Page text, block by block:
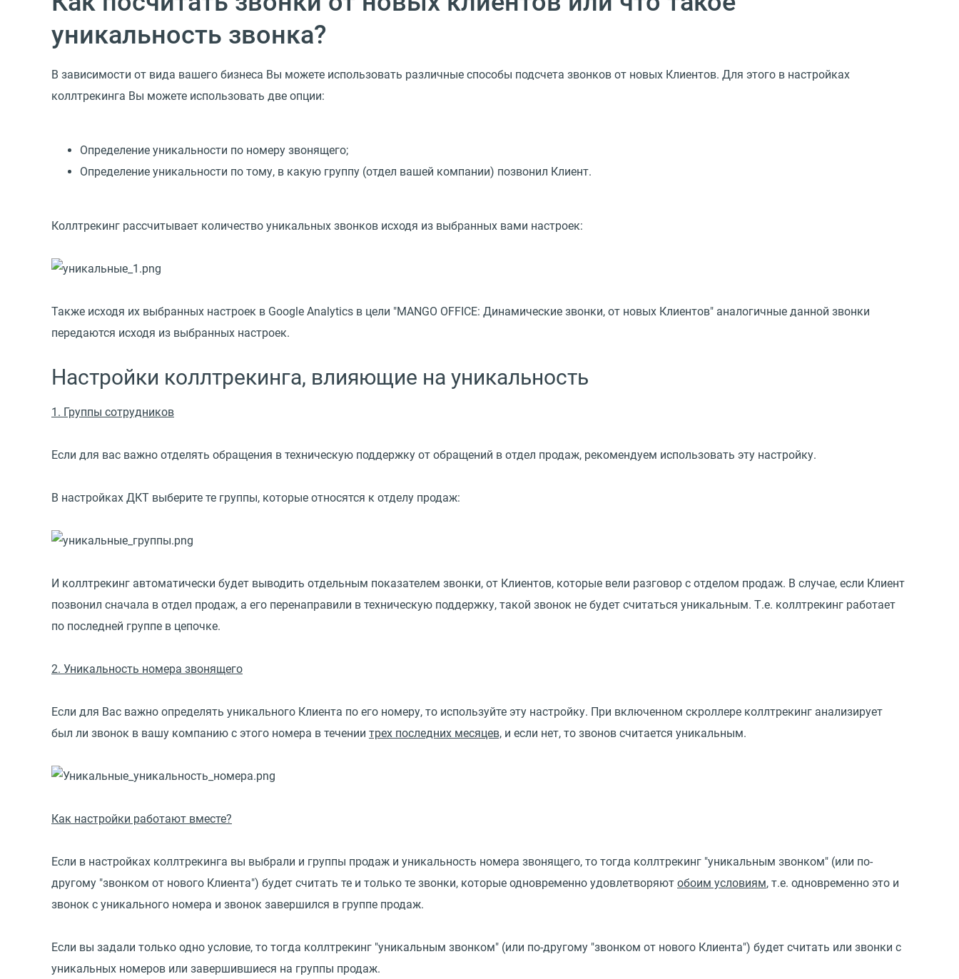
уникальность звонка?
В зависимости от вида вашего бизнеса Вы можете использовать различные способы подсчета звонков от новых Клиентов. Для этого в настройках
коллтрекинга Вы можете использовать две опции:
Определение уникальности по номеру звонящего;
Определение уникальности по тому, в какую группу (отдел вашей компании) позвонил Клиент.
Коллтрекинг рассчитывает количество уникальных звонков исходя из выбранных вами настроек:
Также исходя их выбранных настроек в Google Analytics в цели "MANGO OFFICE: Динамические звонки, от новых Клиентов" аналогичные данной звонки
передаются исходя из выбранных настроек.
Настройки коллтрекинга, влияющие на уникальность
1. Группы сотрудников
Если для вас важно отделять обращения в техническую поддержку от обращений в отдел продаж, рекомендуем использовать эту настройку.
В настройках ДКТ выберите те группы, которые относятся к отделу продаж:
И коллтрекинг автоматически будет выводить отдельным показателем звонки, от Клиентов, которые вели разговор с отделом продаж. В случае, если Клиент
позвонил сначала в отдел продаж, а его перенаправили в техническую поддержку, такой звонок не будет считаться уникальным. Т.е. коллтрекинг работает
по последней группе в цепочке.
2. Уникальность номера звонящего
Если для Вас важно определять уникального Клиента по его номеру, то используйте эту настройку. При включенном скроллере коллтрекинг анализирует
был ли звонок в вашу компанию с этого номера в течении трех последних месяцев, и если нет, то звонов считается уникальным.
Как настройки работают вместе?
Если в настройках коллтрекинга вы выбрали и группы продаж и уникальность номера звонящего, то тогда коллтрекинг "уникальным звонком" (или по-
другому "звонком от нового Клиента") будет считать те и только те звонки, которые одновременно удовлетворяют обоим условиям, т.е. одновременно это и
звонок с уникального номера и звонок завершился в группе продаж.
Если вы задали только одно условие, то тогда коллтрекинг "уникальным звонком" (или по-другому "звонком от нового Клиента") будет считать или звонки с
уникальных номеров или завершившиеся на группы продаж.